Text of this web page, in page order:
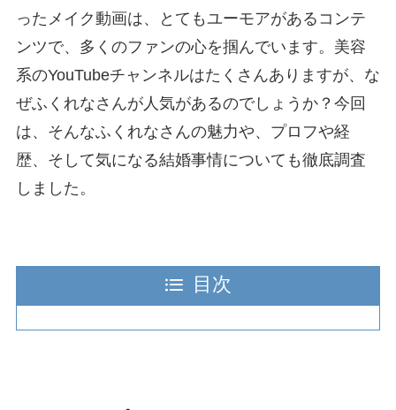
ったメイク動画は、とてもユーモアがあるコンテ
ンツで、多くのファンの心を掴んでいます。美容
系のYouTubeチャンネルはたくさんありますが、な
ぜふくれなさんが人気があるのでしょうか？今回
は、そんなふくれなさんの魅力や、プロフや経
歴、そして気になる結婚事情についても徹底調査
しました。
目次